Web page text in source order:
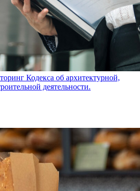
Кодекса об архитектурной,
деятельности.